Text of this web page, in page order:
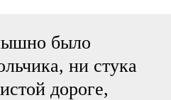
было
ни стука
дороге,